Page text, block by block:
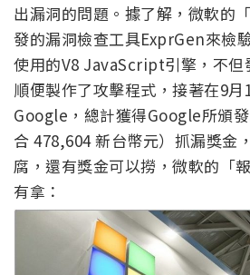
出漏洞的問題。據了解，微軟的
發的漏洞檢查工具ExprGen來檢
使用的V8 JavaScript引擎，不但
順便製作了攻擊程式，接著在9
Google，總計獲得Google所頒
合 478,604 新台幣元）抓漏獎金
腐，還有獎金可以撈，微軟的「
有拿：